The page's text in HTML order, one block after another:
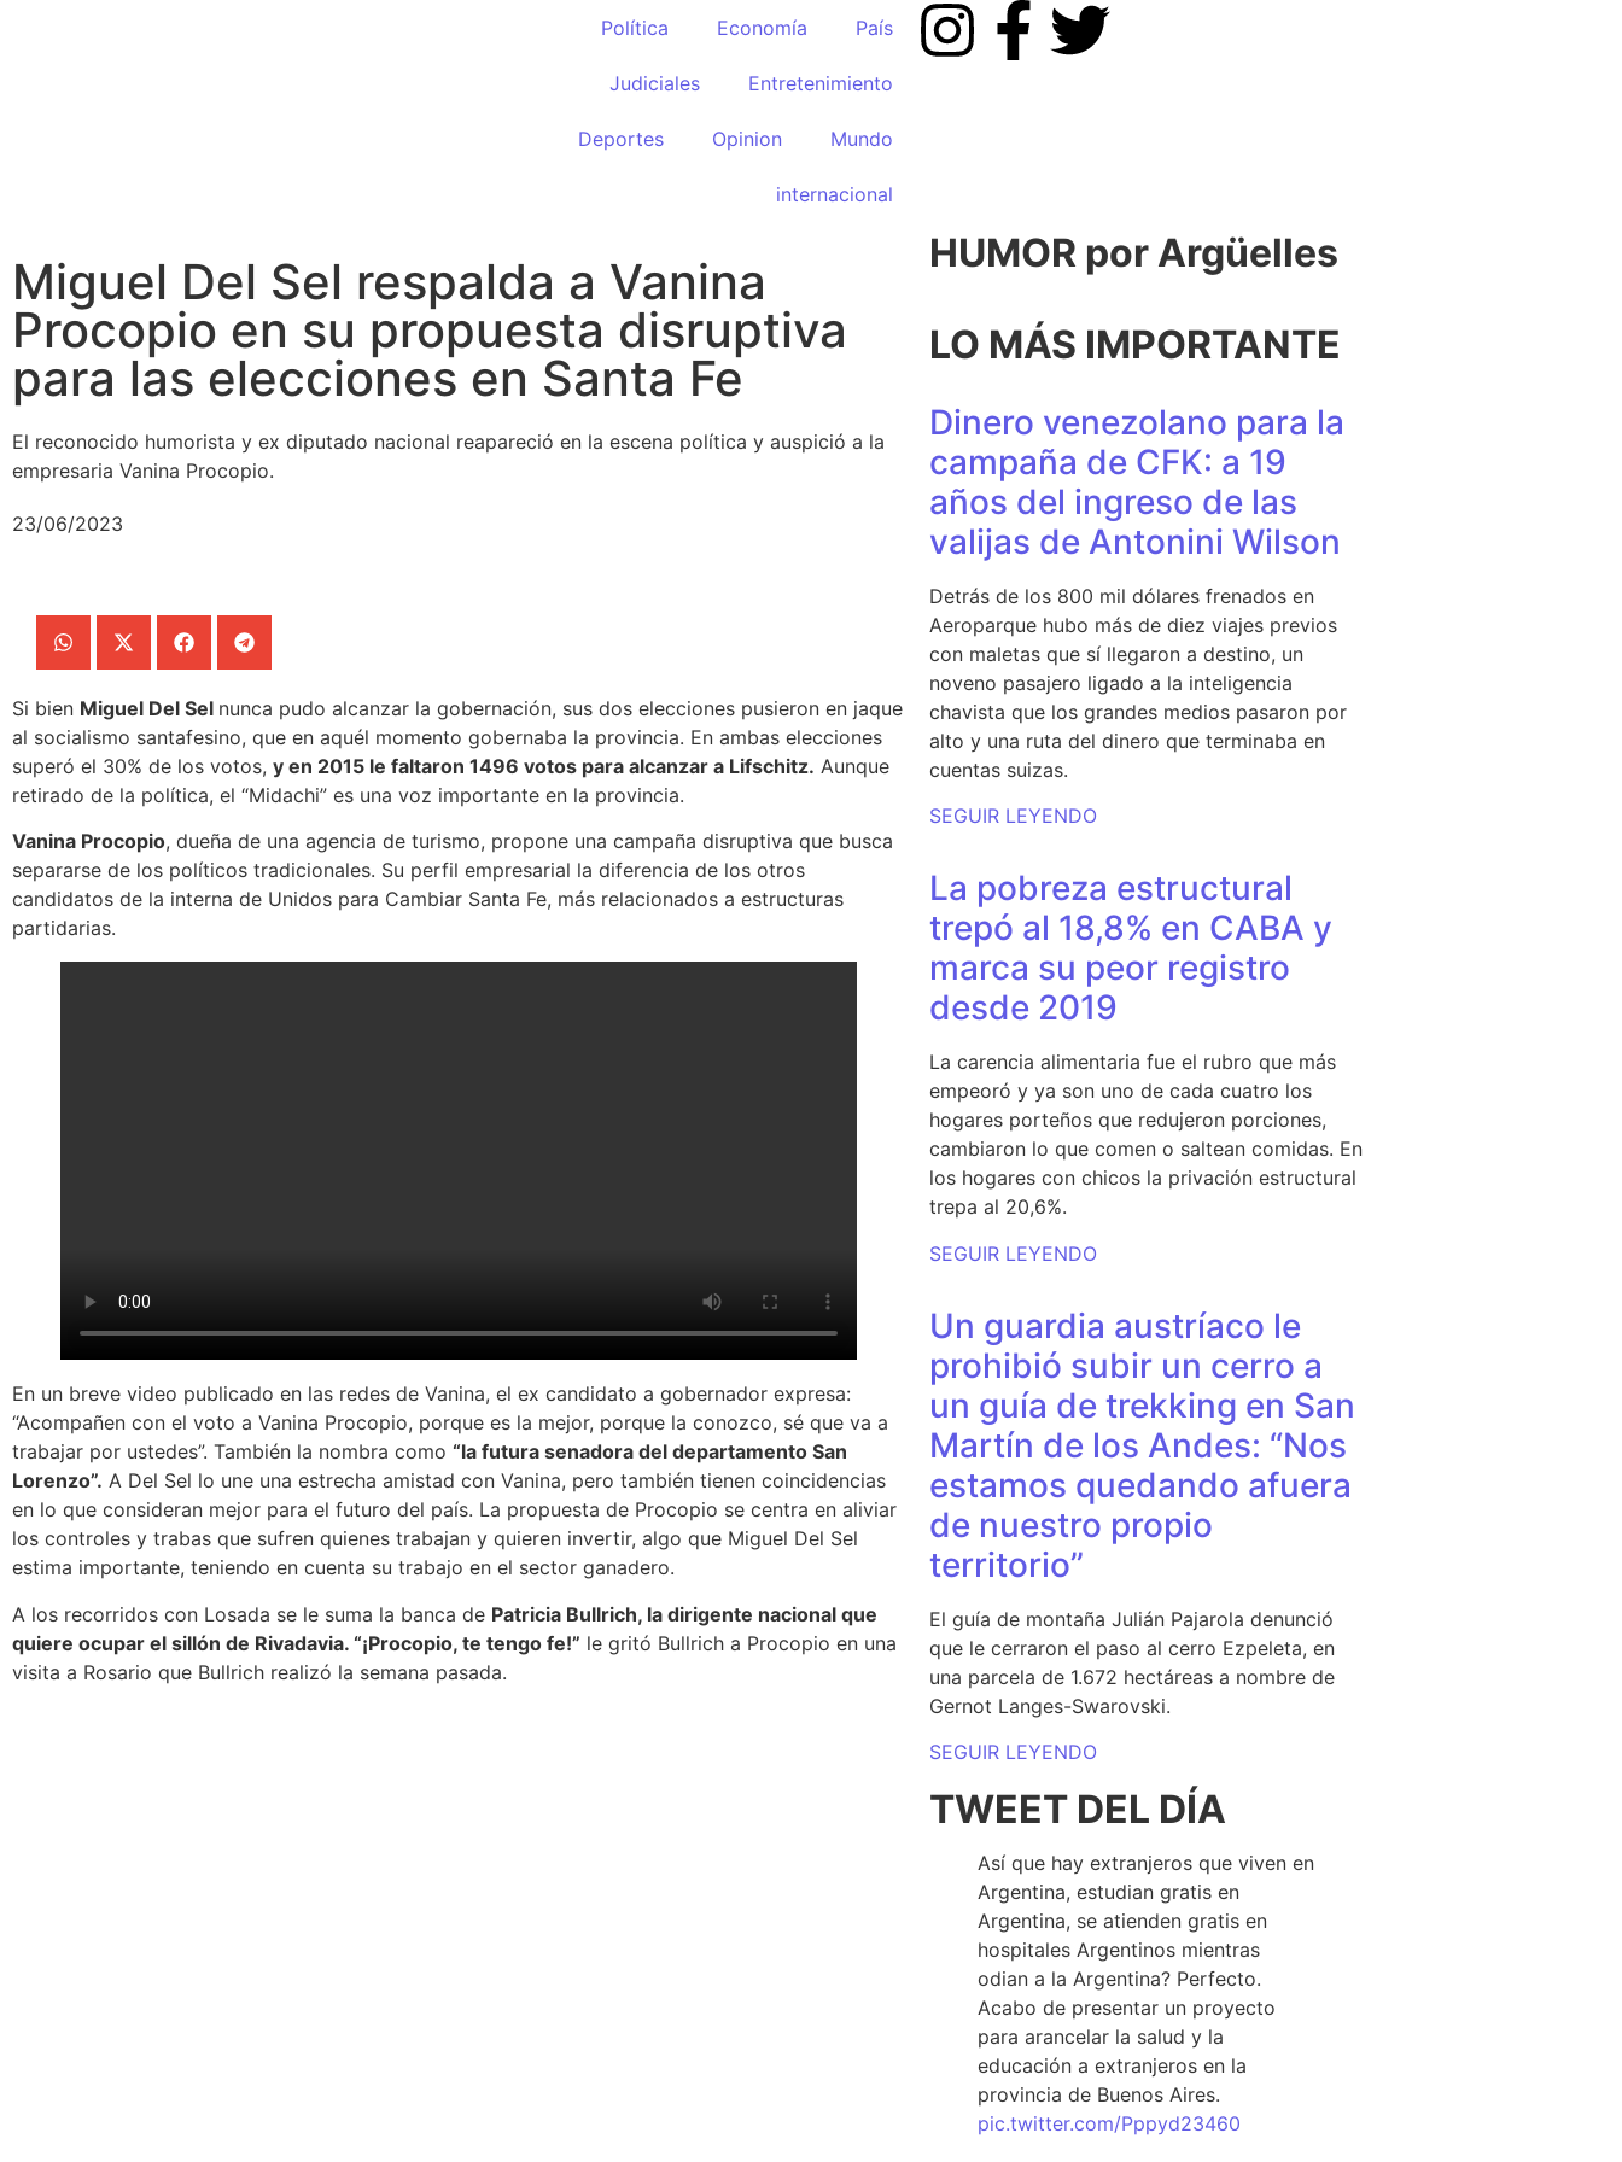
Política Economía País
Judiciales Entretenimiento
Deportes Opinion Mundo
internacional
Miguel Del Sel respalda a Vanina
Procopio en su propuesta disruptiva
para las elecciones en Santa Fe
El reconocido humorista y ex diputado nacional reapareció en la escena política y auspició a la
empresaria Vanina Procopio.
23/06/2023
Si bien Miguel Del Sel nunca pudo alcanzar la gobernación, sus dos elecciones pusieron en jaque
al socialismo santafesino, que en aquél momento gobernaba la provincia. En ambas elecciones
superó el 30% de los votos, y en 2015 le faltaron 1496 votos para alcanzar a Lifschitz. Aunque
retirado de la política, el “Midachi” es una voz importante en la provincia.
Vanina Procopio, dueña de una agencia de turismo, propone una campaña disruptiva que busca
separarse de los políticos tradicionales. Su perfil empresarial la diferencia de los otros
candidatos de la interna de Unidos para Cambiar Santa Fe, más relacionados a estructuras
partidarias.
En un breve video publicado en las redes de Vanina, el ex candidato a gobernador expresa:
“Acompañen con el voto a Vanina Procopio, porque es la mejor, porque la conozco, sé que va a
trabajar por ustedes”. También la nombra como “la futura senadora del departamento San
Lorenzo”. A Del Sel lo une una estrecha amistad con Vanina, pero también tienen coincidencias
en lo que consideran mejor para el futuro del país. La propuesta de Procopio se centra en aliviar
los controles y trabas que sufren quienes trabajan y quieren invertir, algo que Miguel Del Sel
estima importante, teniendo en cuenta su trabajo en el sector ganadero.
A los recorridos con Losada se le suma la banca de Patricia Bullrich, la dirigente nacional que
quiere ocupar el sillón de Rivadavia. “¡Procopio, te tengo fe!” le gritó Bullrich a Procopio en una
visita a Rosario que Bullrich realizó la semana pasada.
HUMOR por Argüelles​
LO MÁS IMPORTANTE
Dinero venezolano para la
campaña de CFK: a 19
años del ingreso de las
valijas de Antonini Wilson
Detrás de los 800 mil dólares frenados en
Aeroparque hubo más de diez viajes previos
con maletas que sí llegaron a destino, un
noveno pasajero ligado a la inteligencia
chavista que los grandes medios pasaron por
alto y una ruta del dinero que terminaba en
cuentas suizas.
SEGUIR LEYENDO
La pobreza estructural
trepó al 18,8% en CABA y
marca su peor registro
desde 2019
La carencia alimentaria fue el rubro que más
empeoró y ya son uno de cada cuatro los
hogares porteños que redujeron porciones,
cambiaron lo que comen o saltean comidas. En
los hogares con chicos la privación estructural
trepa al 20,6%.
SEGUIR LEYENDO
Un guardia austríaco le
prohibió subir un cerro a
un guía de trekking en San
Martín de los Andes: “Nos
estamos quedando afuera
de nuestro propio
territorio”
El guía de montaña Julián Pajarola denunció
que le cerraron el paso al cerro Ezpeleta, en
una parcela de 1.672 hectáreas a nombre de
Gernot Langes-Swarovski.
SEGUIR LEYENDO
TWEET DEL DÍA
Así que hay extranjeros que viven en
Argentina, estudian gratis en
Argentina, se atienden gratis en
hospitales Argentinos mientras
odian a la Argentina? Perfecto.
Acabo de presentar un proyecto
para arancelar la salud y la
educación a extranjeros en la
provincia de Buenos Aires.
pic.twitter.com/Pppyd23460